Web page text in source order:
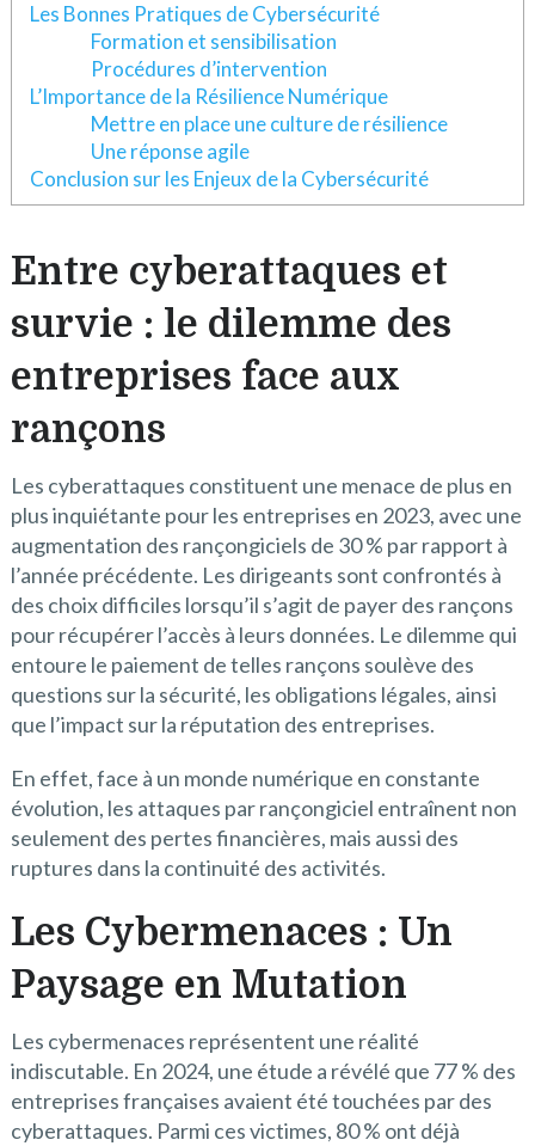
Les Bonnes Pratiques de Cybersécurité
Formation et sensibilisation
Procédures d’intervention
L’Importance de la Résilience Numérique
Mettre en place une culture de résilience
Une réponse agile
Conclusion sur les Enjeux de la Cybersécurité
Entre cyberattaques et
survie : le dilemme des
entreprises face aux
rançons
Les cyberattaques constituent une menace de plus en
plus inquiétante pour les entreprises en 2023, avec une
augmentation des rançongiciels de 30 % par rapport à
l’année précédente. Les dirigeants sont confrontés à
des choix difficiles lorsqu’il s’agit de payer des rançons
pour récupérer l’accès à leurs données. Le dilemme qui
entoure le paiement de telles rançons soulève des
questions sur la sécurité, les obligations légales, ainsi
que l’impact sur la réputation des entreprises.
En effet, face à un monde numérique en constante
évolution, les attaques par rançongiciel entraînent non
seulement des pertes financières, mais aussi des
ruptures dans la continuité des activités.
Les Cybermenaces : Un
Paysage en Mutation
Les cybermenaces représentent une réalité
indiscutable. En 2024, une étude a révélé que 77 % des
entreprises françaises avaient été touchées par des
cyberattaques. Parmi ces victimes, 80 % ont déjà